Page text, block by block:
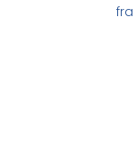
fra